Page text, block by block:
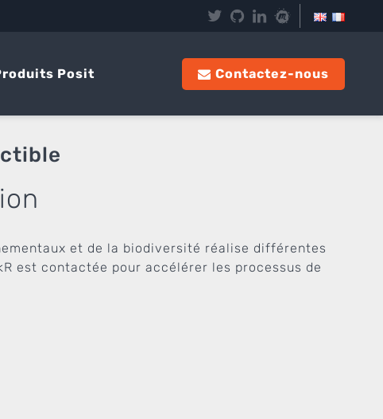
Posit Contactez-nous
et de la biodiversité réalise différentes
est contactée pour accélérer les processus de